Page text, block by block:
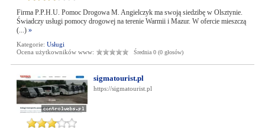
Firma P.P.H.U. Pomoc Drogowa M. Angielczyk ma swoją siedzibę w Olsztynie.
Świadczy usługi pomocy drogowej na terenie Warmii i Mazur. W ofercie mieszczą
(...) »
Kategorie: Usługi
Ocena użytkowników www:
Średnia 0 (0 głosów)
sigmatourist.pl
https://sigmatourist.pl